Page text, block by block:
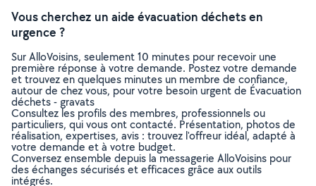
Vous cherchez un aide évacuation déchets en
urgence ?
Sur AlloVoisins, seulement 10 minutes pour recevoir une
première réponse à votre demande. Postez votre demande
et trouvez en quelques minutes un membre de confiance,
autour de chez vous, pour votre besoin urgent de Évacuation
déchets - gravats
Consultez les profils des membres, professionnels ou
particuliers, qui vous ont contacté. Présentation, photos de
réalisation, expertises, avis : trouvez l'offreur idéal, adapté à
votre demande et à votre budget.
Conversez ensemble depuis la messagerie AlloVoisins pour
des échanges sécurisés et efficaces grâce aux outils
intégrés.